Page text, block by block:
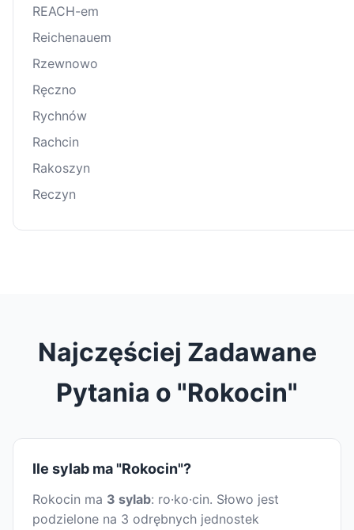
REACH-em
Reichenauem
Rzewnowo
Ręczno
Rychnów
Rachcin
Rakoszyn
Reczyn
Najczęściej Zadawane
Pytania o "Rokocin"
Ile sylab ma "Rokocin"?
Rokocin ma 3 sylab: ro·ko·cin. Słowo jest
podzielone na 3 odrębnych jednostek